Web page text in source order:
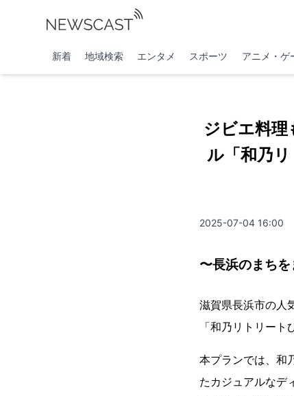
新着 地域検索 エンタメ スポーツ アニメ・ゲ
ジビエ料
ル「和乃
2025-07-04 16:00
〜長浜のまち
滋賀県長浜市の人
「和乃リトリー
本プランでは、和
たカジュアルなデ